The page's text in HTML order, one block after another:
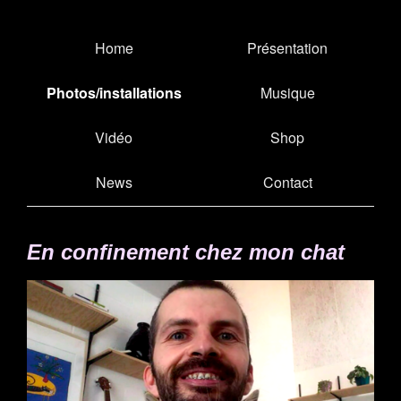
Home Présentation
Photos/installations Musique
Vidéo Shop
News Contact
En confinement chez mon chat